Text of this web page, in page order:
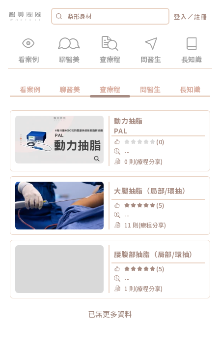
登入 ／註冊
看案例 聊醫美 查療程 問醫生 長知識
看案例 聊醫美 查療程 問醫生 長知識
動力抽脂
PAL
(0)
--
0 則(療程分享)
大腿抽脂（局部/環抽）
(5)
--
11 則(療程分享)
腰腹部抽脂（局部/環抽）
(5)
--
1 則(療程分享)
已無更多資料